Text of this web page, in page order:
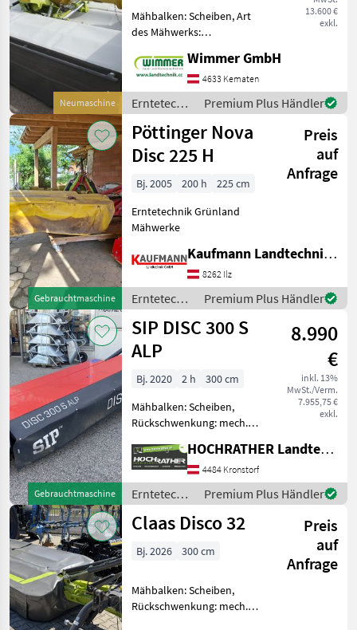
Neumaschine
3m (Mähwerk)
13.600 €
exkl.
Mähbalken: Scheiben, Art
des Mähwerks:
Schnitthöhenverstellung
Das Claas Frontmähwerk
Disco 3200 F ist eine
exzellente Wahl für
Landwirte, die höchste E
Wimmer GmbH
4633 Kematen
Erntetechnik
Grünland /
Claas
Premium Plus Händler
Gebrauchtmaschine
Pöttinger Nova
Disc 225 H
Preis
auf
Anfrage
Bj. 2005 200 h
225 cm
Erntetechnik Grünland
Mähwerke
Kaufmann Landtechnik GmbH
8262 Ilz
Erntetechnik
Grünland /
Pöttinger
Premium Plus Händler
Gebrauchtmaschine
SIP DISC 300 S
ALP
8.990
€
inkl. 13%
MwSt./Verm.
7.955,75 €
exkl.
Bj. 2020 2 h
300 cm
Mähbalken: Scheiben,
Rückschwenkung: mech.
Mähwerks: Heckmähwerke
SIP Heckmähwerk DISC 300
S ALP + Baujahr: 2020 +
Mähwerk in Sehr guten Zu
HOCHRATHER Landtechnik GmbH
4484 Kronstorf
Erntetechnik
Grünland /
SIP
Premium Plus Händler
Claas Disco 32
Preis
auf
Anfrage
Bj. 2026 300 cm
Mähbalken: Scheiben,
Rückschwenkung: mech.